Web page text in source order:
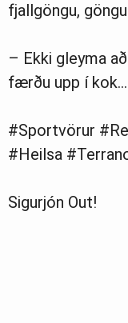
fjallgöngu,
– Ekki gleyma
færðu upp í
#Sportvörur
#Heilsa
Sigurjón Out!